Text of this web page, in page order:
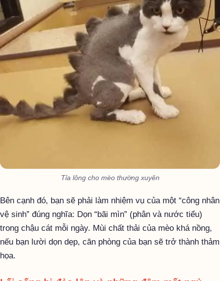
Tỉa lông cho mèo thường xuyên
Bên cạnh đó, bạn sẽ phải làm nhiệm vụ của một “công nhân
vệ sinh” đúng nghĩa: Dọn “bãi mìn” (phân và nước tiểu)
trong chậu cát mỗi ngày. Mùi chất thải của mèo khá nồng,
nếu bạn lười dọn dẹp, căn phòng của bạn sẽ trở thành thảm
họa.